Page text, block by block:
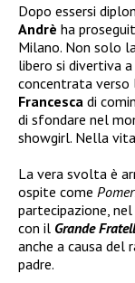
Dopo essersi
Andrè ha
Milano. Non solo
libero si divertiva
concentrata verso
Francesca di
di sfondare nel
showgirl. Nella
La vera svolta è
ospite come
partecipazione,
con il Grande
anche a causa
padre.